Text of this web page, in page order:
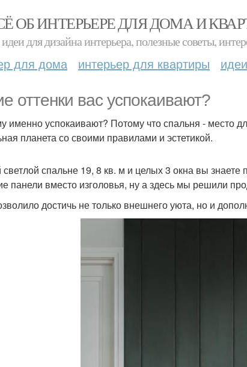
ОБ ИНТЕРЬЕРЕ ДЛЯ ДОМА И
для дизайна интерьера, полезные советы,
для дома интерьер для квартиры
оттенки вас успокаивают?
именно успокаивают? Потому что спальня - место
планета со своими правилами и эстетикой.
светлой спальне 19, 8 кв. м и целых 3 окна вы
панели вместо изголовья, ну а здесь мы решили
достичь не только внешнего уюта, но и